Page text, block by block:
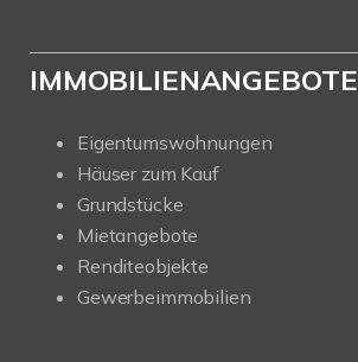
IMMOBILIENANGEBOTE
Eigentumswohnungen
Häuser zum Kauf
Grundstücke
Mietangebote
Renditeobjekte
Gewerbeimmobilien